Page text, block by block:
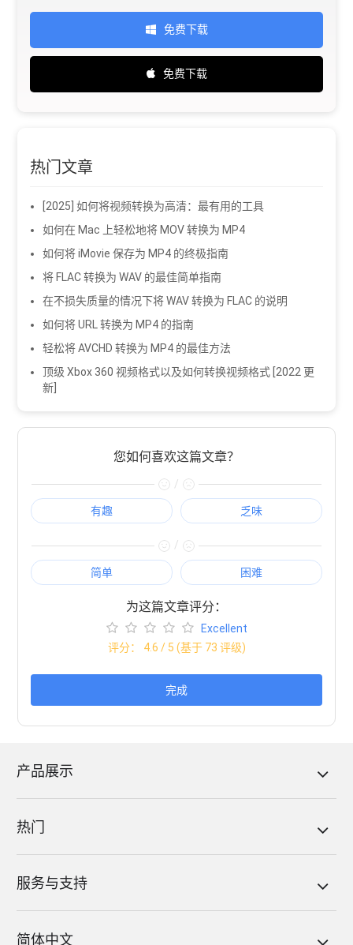
免费下载
免费下载
热门文章
[2025] 如何将视频转换为高清：最有用的工具
如何在 Mac 上轻松地将 MOV 转换为 MP4
如何将 iMovie 保存为 MP4 的终极指南
将 FLAC 转换为 WAV 的最佳简单指南
在不损失质量的情况下将 WAV 转换为 FLAC 的说明
如何将 URL 转换为 MP4 的指南
轻松将 AVCHD 转换为 MP4 的最佳方法
顶级 Xbox 360 视频格式以及如何转换视频格式 [2022 更
新]
您如何喜欢这篇文章？
/
有趣 乏味
/
简单 困难
为这篇文章评分：
Excellent
评分： 4.6 / 5 (基于 73 评级)
完成
产品展示
热门
服务与支持
简体中文